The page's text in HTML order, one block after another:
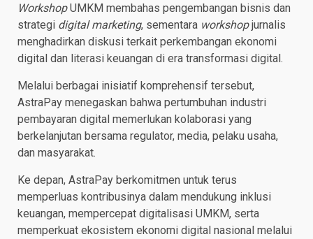
WorkshopUMKM membahas pengembangan bisnis dan
strategi digital marketing, sementara workshopjurnalis
menghadirkan diskusi terkait perkembangan ekonomi
digital dan literasi keuangan di era transformasi digital.
Melalui berbagai inisiatif komprehensif tersebut,
AstraPay menegaskan bahwa pertumbuhan industri
pembayaran digital memerlukan kolaborasi yang
berkelanjutan bersama regulator, media, pelaku usaha,
dan masyarakat.
Ke depan, AstraPay berkomitmen untuk terus
memperluas kontribusinya dalam mendukung inklusi
keuangan, mempercepat digitalisasi UMKM, serta
memperkuat ekosistem ekonomi digital nasional melalui